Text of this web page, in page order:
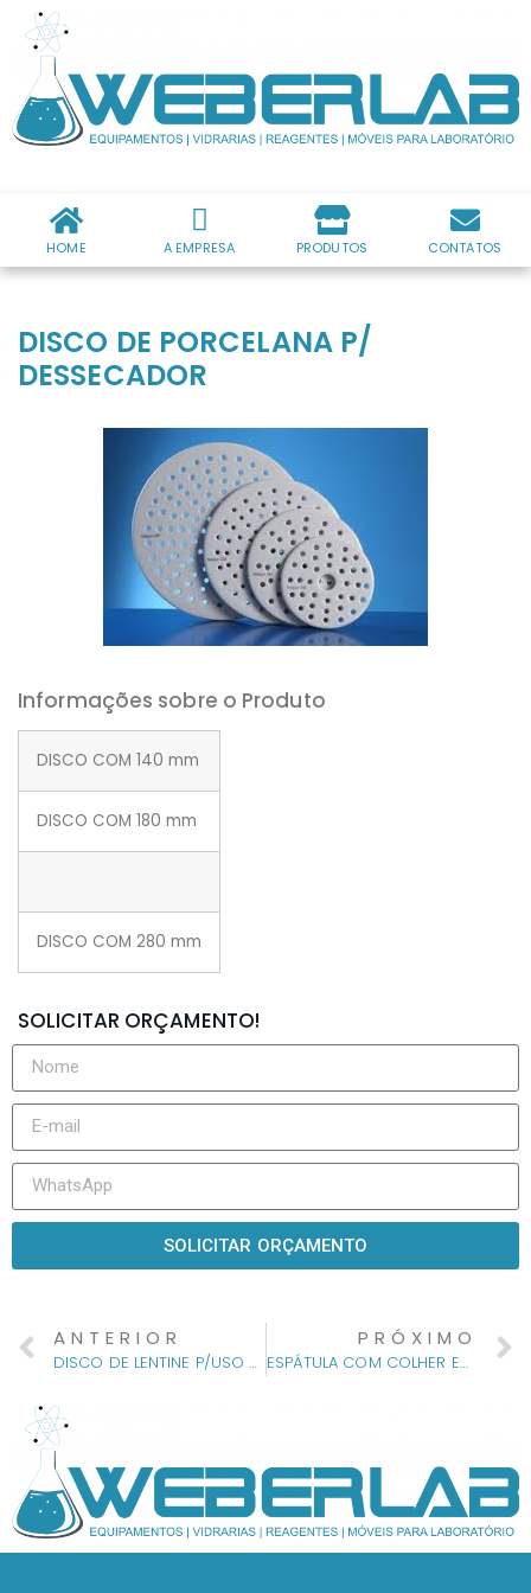
HOME A EMPRESA PRODUTOS CONTATOS
DISCO DE PORCELANA P/
DESSECADOR
Informações sobre o Produto
DISCO COM 140 mm
DISCO COM 180 mm
DISCO COM 280 mm
SOLICITAR ORÇAMENTO!
SOLICITAR ORÇAMENTO
ANTERIOR
DISCO DE LENTINE P/USO EM LATICÍNIOS
PRÓXIMO
ESPÁTULA COM COLHER EM PP